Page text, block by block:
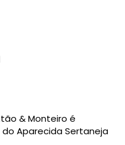
& Monteiro é
Aparecida Sertaneja